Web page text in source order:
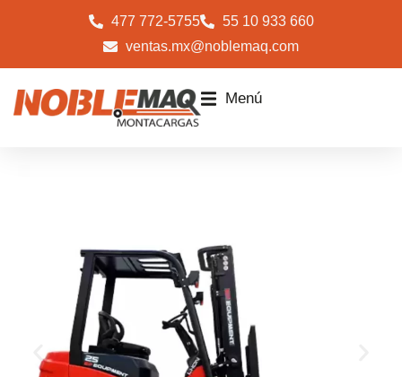
477 772-5755
55 10 933 660
ventas.mx@noblemaq.com
Menú